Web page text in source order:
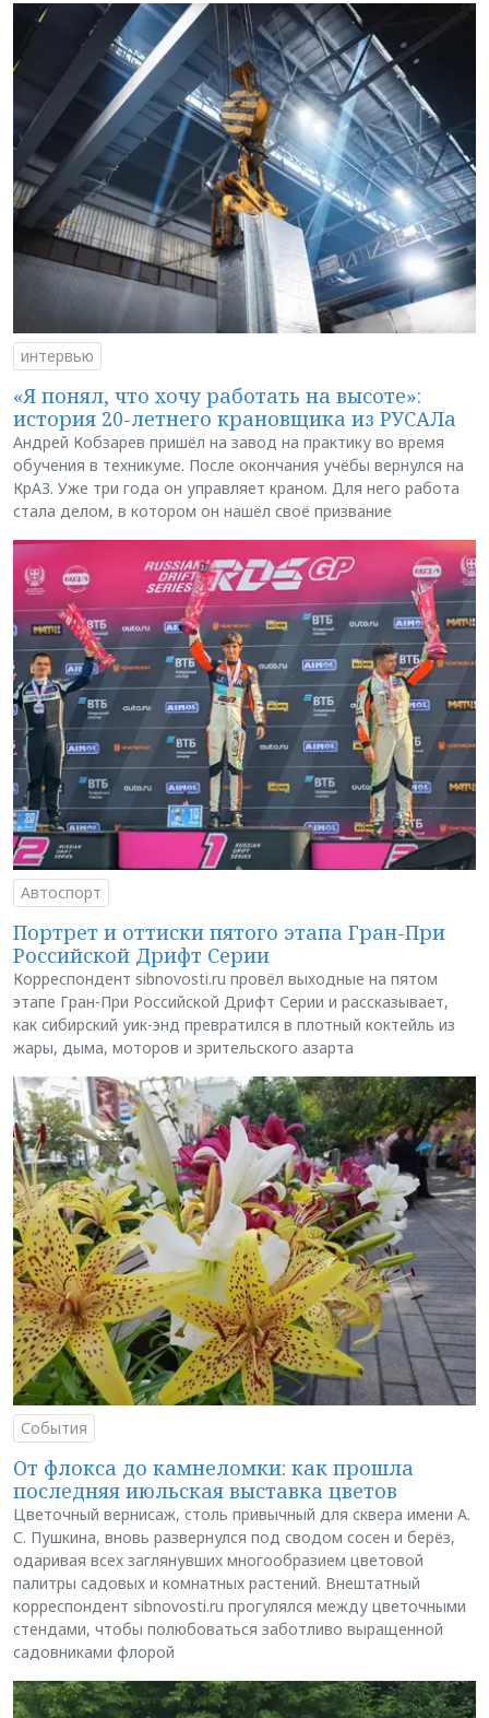
интервью
«Я понял, что хочу работать на высоте»:
история 20-летнего крановщика из РУСАЛа
Андрей Кобзарев пришёл на завод на практику во время
обучения в техникуме. После окончания учёбы вернулся на
КрАЗ. Уже три года он управляет краном. Для него работа
стала делом, в котором он нашёл своё призвание
Автоспорт
Портрет и оттиски пятого этапа Гран-При
Российской Дрифт Серии
Корреспондент sibnovosti.ru провёл выходные на пятом
этапе Гран-При Российской Дрифт Серии и рассказывает,
как сибирский уик-энд превратился в плотный коктейль из
жары, дыма, моторов и зрительского азарта
События
От флокса до камнеломки: как прошла
последняя июльская выставка цветов
Цветочный вернисаж, столь привычный для сквера имени А.
С. Пушкина, вновь развернулся под сводом сосен и берёз,
одаривая всех заглянувших многообразием цветовой
палитры садовых и комнатных растений. Внештатный
корреспондент sibnovosti.ru прогулялся между цветочными
стендами, чтобы полюбоваться заботливо выращенной
садовниками флорой